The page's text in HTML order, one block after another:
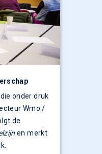
onder druk
Wmo /
de
en merkt